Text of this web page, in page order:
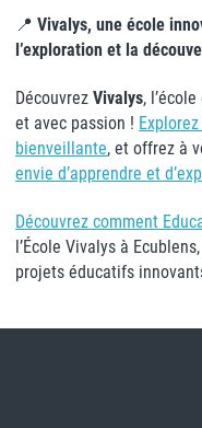
📍 Vivalys, une école
l’exploration et la
Découvrez Vivalys,
et avec passion !
bienveillante, et offrez à
envie d’apprendre et
Découvrez comment
l’École Vivalys à
projets éducatifs